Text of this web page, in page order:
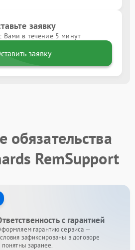
заявку
Вами в течение 5 минут
заявку
обязательства
RemSupport
с гарантией
гарантию сервиса —
зафиксированы в договоре
понятны заранее.